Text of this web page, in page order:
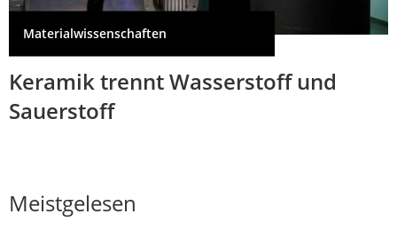
Materialwissenschaften
Keramik trennt Wasserstoff und
Sauerstoff
Meistgelesen